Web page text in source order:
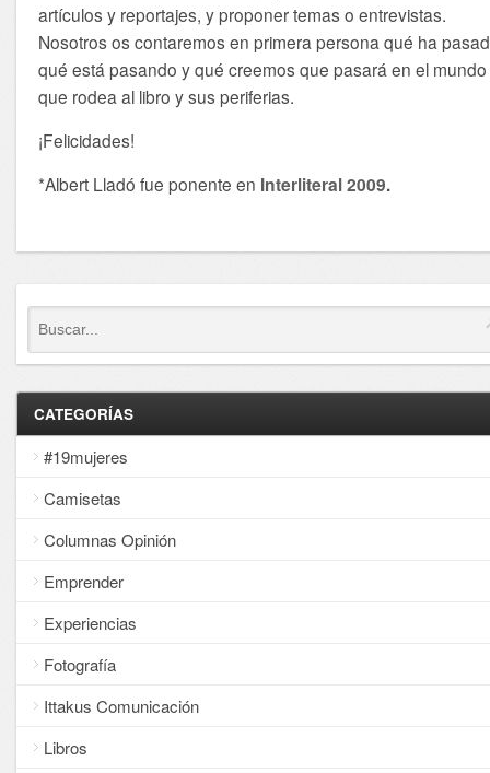
artículos y reportajes, y proponer temas o entrevistas.
Nosotros os contaremos en primera persona qué ha
qué está pasando y qué creemos que pasará en el mundo
que rodea al libro y sus periferias.
¡Felicidades!
*Albert Lladó fue ponente en Interliteral 2009.
CATEGORÍAS
#19mujeres
Camisetas
Columnas Opinión
Emprender
Experiencias
Fotografía
Ittakus Comunicación
Libros